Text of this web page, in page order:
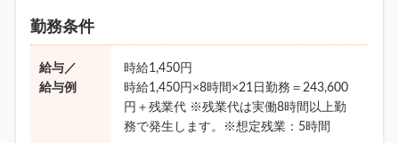
勤務条件
給与／
給与例
時給1,450円
時給1,450円×8時間×21日勤務＝243,600
円＋残業代 ※残業代は実働8時間以上勤
務で発生します。※想定残業：5時間